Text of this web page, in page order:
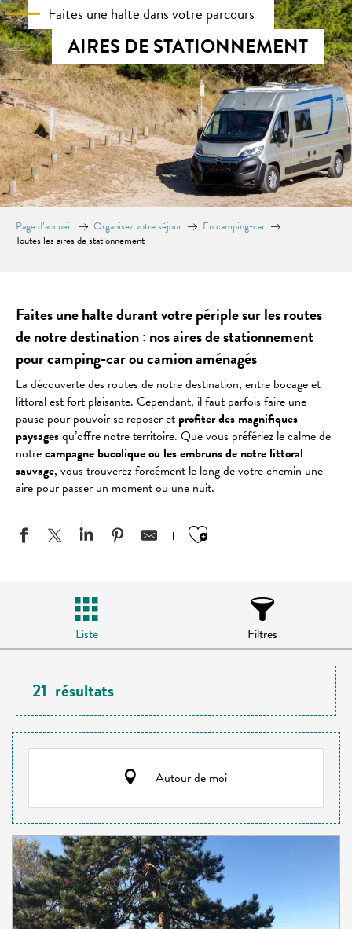
Faites une halte dans votre parcours
AIRES DE STATIONNEMENT
Page d’accueil Organisez votre séjour
En camping-car
Toutes les aires de stationnement
Faites une halte durant votre périple sur les routes
de notre destination : nos aires de stationnement
pour camping-car ou camion aménagés
La découverte des routes de notre destination, entre bocage et
littoral est fort plaisante. Cependant, il faut parfois faire une
pause pour pouvoir se reposer et profiter des magnifiques
paysagesqu’offre notre territoire. Que vous préfériez le calme de
notrecampagne bucolique ou les embruns de notre littoral
sauvage, vous trouverez forcément le long de votre chemin une
aire pour passer un moment ou une nuit.
Ajouter aux
Liste Filtres
21 résultats
Autour de moi